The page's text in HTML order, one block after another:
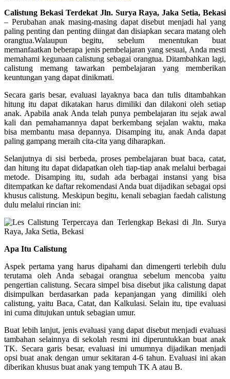
Calistung Bekasi Terdekat Jln. Surya Raya, Jaka Setia, Bekasi
– Perubahan anak masing-masing dapat disebut menjadi hal yang
paling penting dan penting diingat dan disiapkan secara matang oleh
orangtua.Walaupun begitu, sebelum menentukan buat
memanfaatkan beberapa jenis pembelajaran yang sesuai, Anda mesti
memahami kegunaan calistung sebagai orangtua. Ditambahkan lagi,
calistung memang tawarkan pembelajaran yang memberikan
keuntungan yang dapat dinikmati.
Secara garis besar, evaluasi layaknya baca dan tulis ditambahkan
hitung itu dapat dikatakan harus dimiliki dan dilakoni oleh setiap
anak. Apabila anak Anda telah punya pembelajaran itu sejak awal
kali dan pemahamannya dapat berkembang sejalan waktu, maka
bisa membantu masa depannya. Disamping itu, anak Anda dapat
paling gampang meraih cita-cita yang diharapkan.
Selanjutnya di sisi berbeda, proses pembelajaran buat baca, catat,
dan hitung itu dapat didapatkan oleh tiap-tiap anak melalui berbagai
metode. Disamping itu, sudah ada berbagai instansi yang bisa
ditempatkan ke daftar rekomendasi Anda buat dijadikan sebagai opsi
khusus calistung. Meskipun begitu, kenali sebagian faedah calistung
dulu melalui rincian ini:
Apa Itu Calistung
Aspek pertama yang harus dipahami dan dimengerti terlebih dulu
terutama oleh Anda sebagai orangtua sebelum mencoba yaitu
pengertian calistung. Secara simpel bisa disebut jika calistung dapat
disimpulkan berdasarkan pada kepanjangan yang dimiliki oleh
calistung, yaitu Baca, Catat, dan Kalkulasi. Selain itu, tipe evaluasi
ini cuma ditujukan untuk sebagian umur.
Buat lebih lanjut, jenis evaluasi yang dapat disebut menjadi evaluasi
tambahan selainnya di sekolah resmi ini diperuntukkan buat anak
TK. Secara garis besar, evaluasi ini umumnya dijadikan menjadi
opsi buat anak dengan umur sekitaran 4-6 tahun. Evaluasi ini akan
diberikan khusus buat anak yang tempuh TK A atau B.